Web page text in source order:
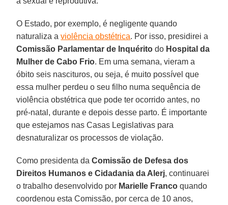
O Estado, por exemplo, é negligente quando
naturaliza aviolência obstétrica. Por isso, presidirei a
Comissão Parlamentar de Inquéritodo Hospital da
Mulher de Cabo Frio. Em uma semana, vieram a
óbito seis nascituros, ou seja, é muito possível que
essa mulher perdeu o seu filho numa sequência de
violência obstétrica que pode ter ocorrido antes, no
pré-natal, durante e depois desse parto. É importante
que estejamos nas Casas Legislativas para
desnaturalizar os processos de violação.
Como presidenta daComissão de Defesa dos
Direitos Humanos e Cidadania da Alerj, continuarei
o trabalho desenvolvido por Marielle Franco quando
coordenou esta Comissão, por cerca de 10 anos,